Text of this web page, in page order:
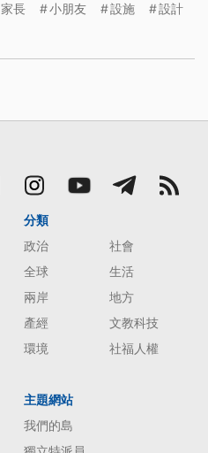
家長 小朋友 設施
設計
分類
政治
社會
全球
生活
兩岸
地方
產經
文教科技
環境
社福人權
主題網站
我們的島